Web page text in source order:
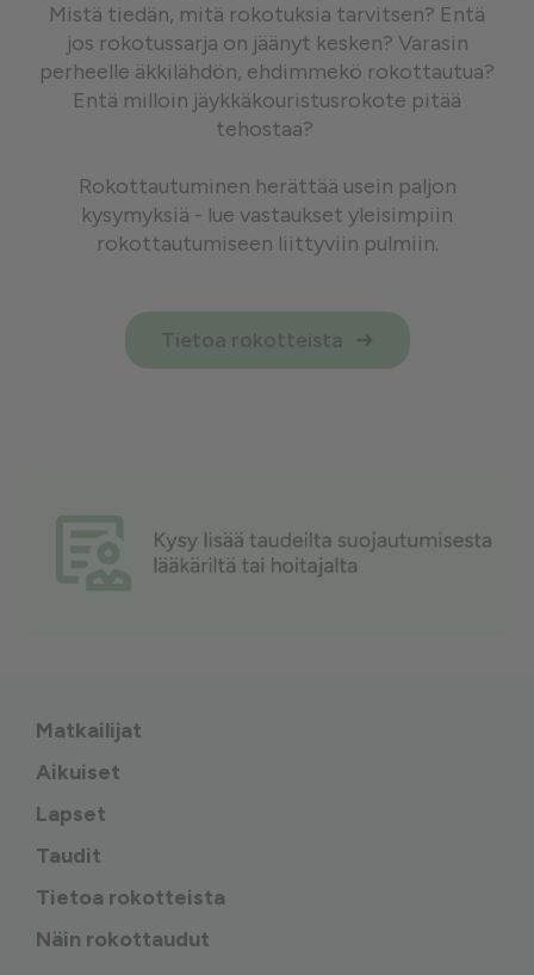
Mistä tiedän, mitä rokotuksia tarvitsen? Entä
jos rokotussarja on jäänyt kesken? Varasin
perheelle äkkilähdön, ehdimmekö rokottautua?
Entä milloin jäykkäkouristusrokote pitää
tehostaa?
Rokottautuminen herättää usein paljon
kysymyksiä - lue vastaukset yleisimpiin
rokottautumiseen liittyviin pulmiin.
Tietoa rokotteista
Matkailijat
Aikuiset
Lapset
Taudit
Tietoa rokotteista
Näin rokottaudut